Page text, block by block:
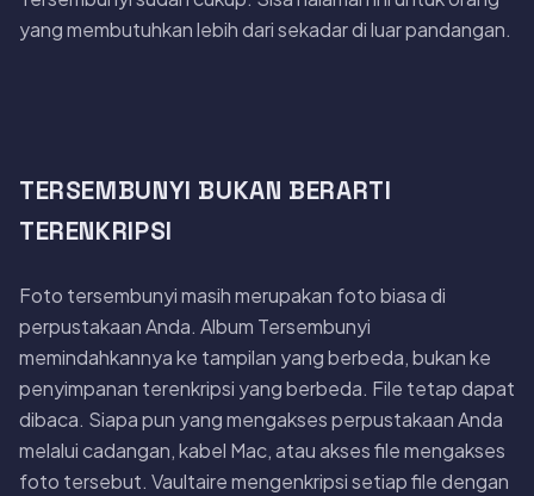
yang membutuhkan lebih dari sekadar di luar pandangan.
TERSEMBUNYI BUKAN BERARTI
TERENKRIPSI
Foto tersembunyi masih merupakan foto biasa di
perpustakaan Anda. Album Tersembunyi
memindahkannya ke tampilan yang berbeda, bukan ke
penyimpanan terenkripsi yang berbeda. File tetap dapat
dibaca. Siapa pun yang mengakses perpustakaan Anda
melalui cadangan, kabel Mac, atau akses file mengakses
foto tersebut. Vaultaire mengenkripsi setiap file dengan